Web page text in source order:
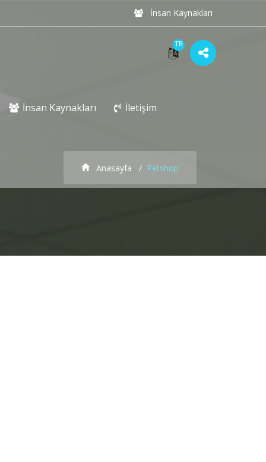
İnsan Kaynakları
TR
İnsan Kaynakları İletişim
Anasayfa Petshop